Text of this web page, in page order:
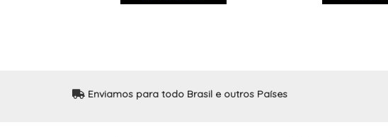
Enviamos para todo Brasil e outros Países